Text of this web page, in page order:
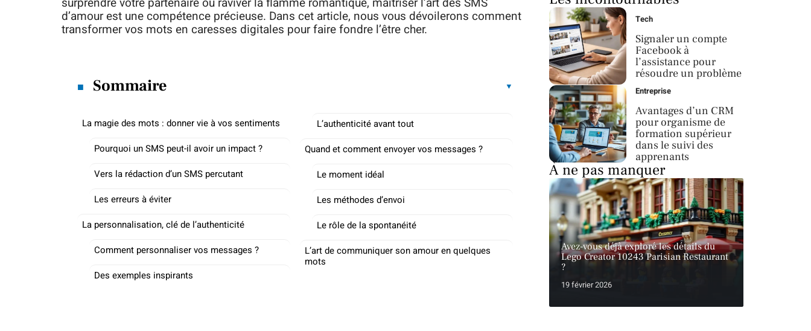
d’amour est une compétence précieuse. Dans cet article, nous vous dévoilerons comment
transformer vos mots en caresses digitales pour faire fondre l’être cher.
Sommaire
La magie des mots : donner vie à vos sentiments
Pourquoi un SMS peut-il avoir un impact ?
Vers la rédaction d’un SMS percutant
Les erreurs à éviter
La personnalisation, clé de l’authenticité
Comment personnaliser vos messages ?
Des exemples inspirants
L’authenticité avant tout
Quand et comment envoyer vos messages ?
Le moment idéal
Les méthodes d’envoi
Le rôle de la spontanéité
L’art de communiquer son amour en quelques
mots
Tech
Signaler un compte
Facebook à
l’assistance pour
résoudre un problème
Entreprise
Avantages d’un CRM
pour organisme de
formation supérieur
dans le suivi des
apprenants
À ne pas manquer
Avez-vous déjà exploré les détails du
Lego Creator 10243 Parisian Restaurant
?
19 février 2026